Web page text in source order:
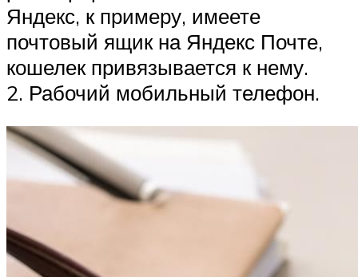
Яндекс, к примеру, имеете
почтовый ящик на Яндекс Почте,
кошелек привязывается к нему.
2. Рабочий мобильный телефон.